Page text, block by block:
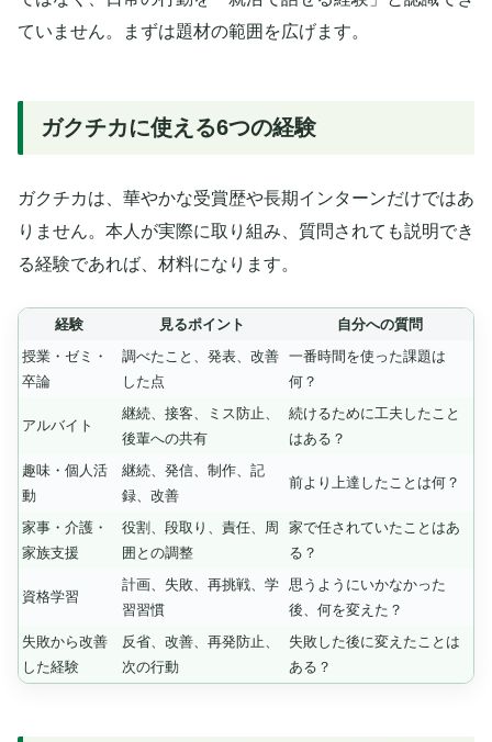
ていません。まずは題材の範囲を広げます。
ガクチカに使える6つの経験
ガクチカは、華やかな受賞歴や長期インターンだけではあ
りません。本人が実際に取り組み、質問されても説明でき
る経験であれば、材料になります。
経験 見るポイント
自分への質問
授業・ゼミ・
卒論
調べたこと、発表、改善
した点
一番時間を使った課題は
何？
アルバイト
継続、接客、ミス防止、
後輩への共有
続けるために工夫したこと
はある？
趣味・個人活
動
継続、発信、制作、記
録、改善
前より上達したことは何？
家事・介護・
家族支援
役割、段取り、責任、周
囲との調整
家で任されていたことはあ
る？
資格学習
計画、失敗、再挑戦、学
習習慣
思うようにいかなかった
後、何を変えた？
失敗から改善
した経験
反省、改善、再発防止、
次の行動
失敗した後に変えたことは
ある？